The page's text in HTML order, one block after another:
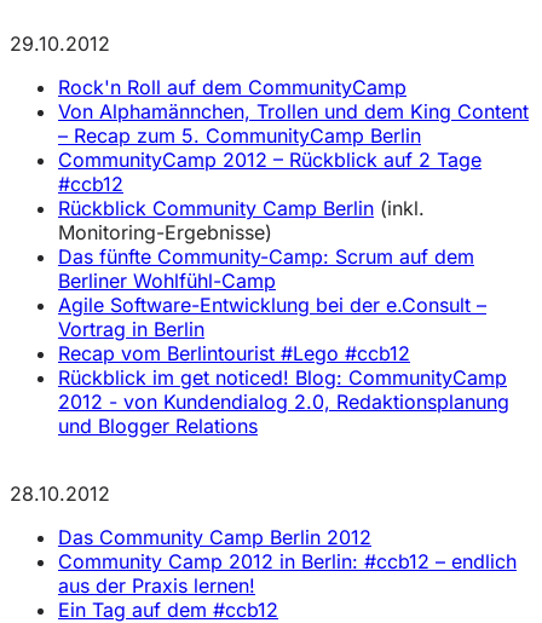
29.10.2012
Rock'n Roll auf dem CommunityCamp
Von Alphamännchen, Trollen und dem King Content
– Recap zum 5. CommunityCamp Berlin
CommunityCamp 2012 – Rückblick auf 2 Tage
#ccb12
Rückblick Community Camp Berlin (inkl.
Monitoring-Ergebnisse)
Das fünfte Community-Camp: Scrum auf dem
Berliner Wohlfühl-Camp
Agile Software-Entwicklung bei der e.Consult –
Vortrag in Berlin
Recap vom Berlintourist #Lego #ccb12
Rückblick im get noticed! Blog: CommunityCamp
2012 - von Kundendialog 2.0, Redaktionsplanung
und Blogger Relations
28.10.2012
Das Community Camp Berlin 2012
Community Camp 2012 in Berlin: #ccb12 – endlich
aus der Praxis lernen!
Ein Tag auf dem #ccb12